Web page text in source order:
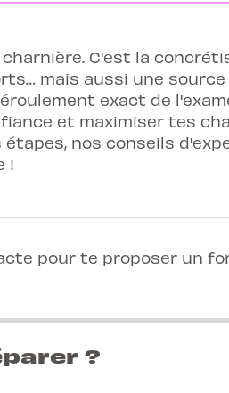
C'est la
mais aussi une
exact de
et maximiser tes
nos conseils
!
pour te proposer un
?